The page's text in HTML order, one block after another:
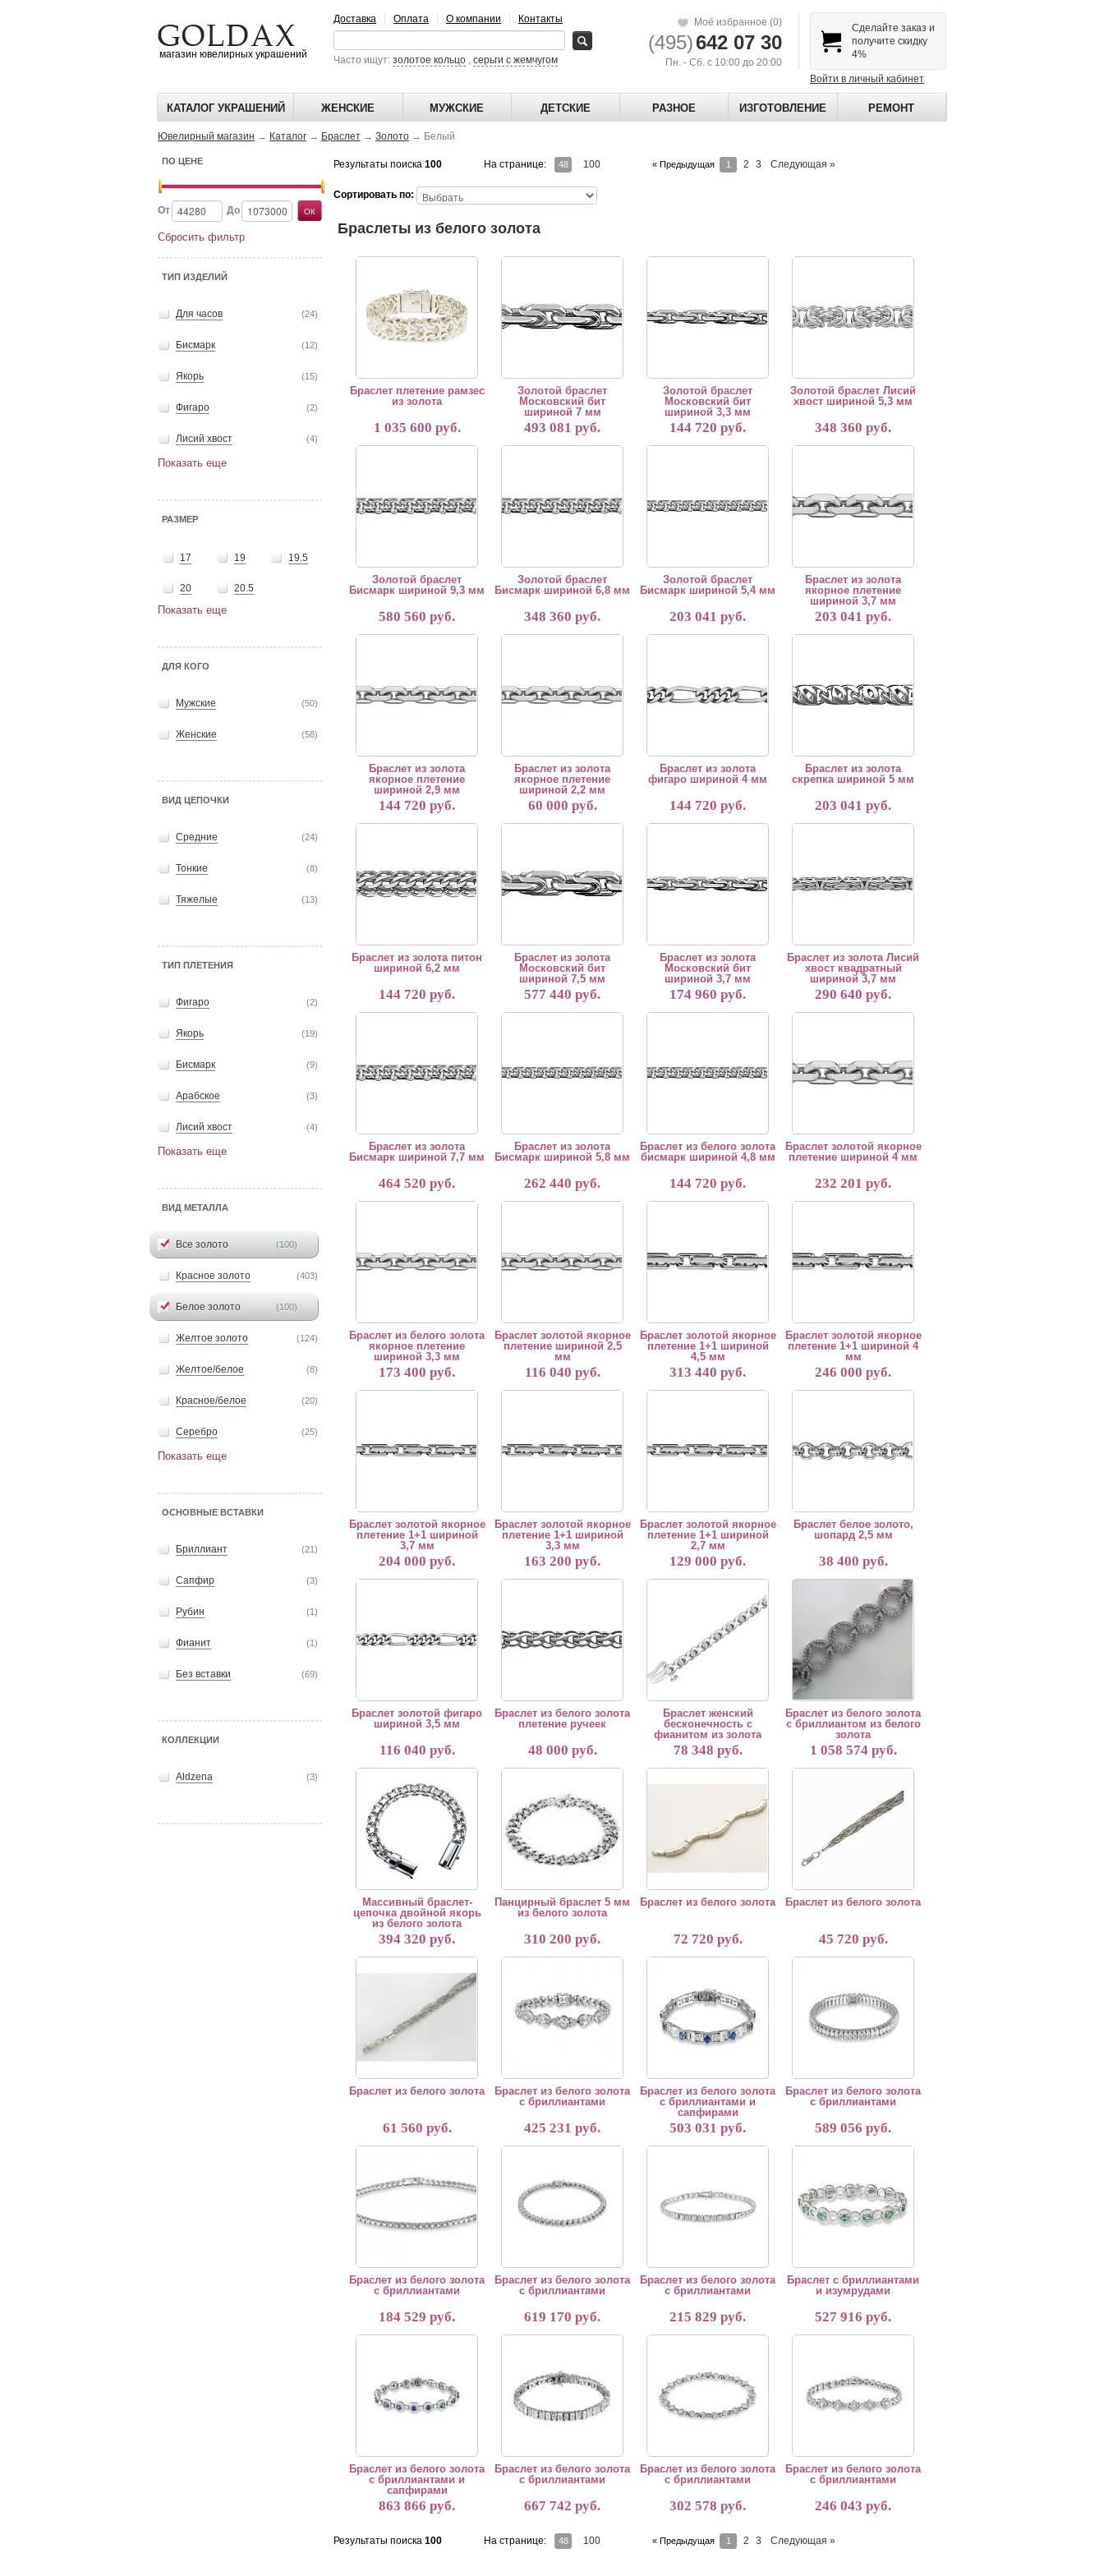
магазин ювелирных украшений
Доставка Оплата О компании Контакты
Часто ищут: золотое кольцо , серьги с жемчугом
Моё избранное (0)
(495)642 07 30
Пн. - Сб. с 10:00 до 20:00
Сделайте заказ и
получите скидку
4%
Войти в личный кабинет
КАТАЛОГ УКРАШЕНИЙ ЖЕНСКИЕ МУЖСКИЕ ДЕТСКИЕ РАЗНОЕ ИЗГОТОВЛЕНИЕ РЕМОНТ
Ювелирный магазин → Каталог → Браслет → Золото → Белый
ПО ЦЕНЕ
От До
Сбросить фильтр
ТИП ИЗДЕЛИЙ
Для часов (24)
Бисмарк (12)
Якорь (15)
Фигаро (2)
Лисий хвост (4)
Показать еще
РАЗМЕР
17 19 19.5
20 20.5
Показать еще
ДЛЯ КОГО
Мужские (50)
Женские (58)
ВИД ЦЕПОЧКИ
Средние (24)
Тонкие (8)
Тяжелые (13)
ТИП ПЛЕТЕНИЯ
Фигаро (2)
Якорь (19)
Бисмарк (9)
Арабское (3)
Лисий хвост (4)
Показать еще
ВИД МЕТАЛЛА
Все золото (100)
Красное золото (403)
Белое золото (100)
Желтое золото (124)
Желтое/белое (8)
Красное/белое (20)
Серебро (25)
Показать еще
ОСНОВНЫЕ ВСТАВКИ
Бриллиант (21)
Сапфир (3)
Рубин (1)
Фианит (1)
Без вставки (69)
КОЛЛЕКЦИИ
Aldzena (3)
Результаты поиска 100 На странице: 48 100 « Предыдущая 1 2 3 Следующая »
Сортировать по:
Браслеты из белого золота
Цена и вес указаны за браслет шириной 15 мм. Минимальная возможная ширина 12 мм. Возможно изготовление из серебра, золота любого цвета 585 или 750
Браслет плетение рамзес
из золота
1 035 600 руб.
"Браслет изготавливается вручную. Срок изготовления 5 рабочих дней. Возможно изготовление из красного, белого и желтого
Золотой браслет
Московский бит
шириной 7 мм
493 081 руб.
"Браслет изготавливается вручную. Срок изготовления 5 рабочих дней. Возможно изготовление
Золотой браслет
Московский бит
шириной 3,3 мм
144 720 руб.
"Браслет изготавливается вручную. Срок изготовления 5 рабочих
Золотой браслет Лисий
хвост шириной 5,3 мм
348 360 руб.
"Браслет изготавливается вручную. Срок изготовления 5 рабочих дней. Возможно изготовление из красного, белого и желтого золота 585 и 750
Золотой браслет
Бисмарк шириной 9,3 мм
580 560 руб.
"Браслет изготавливается вручную. Срок изготовления 5 рабочих дней. Возможно изготовление из красного, белого и желтого
Золотой браслет
Бисмарк шириной 6,8 мм
348 360 руб.
"Браслет изготавливается вручную. Срок изготовления 5 рабочих дней. Возможно изготовление
Золотой браслет
Бисмарк шириной 5,4 мм
203 041 руб.
"Браслет изготавливается вручную. Срок изготовления 5 рабочих
Браслет из золота
якорное плетение
шириной 3,7 мм
203 041 руб.
"Браслет изготавливается вручную. Срок изготовления 5 рабочих дней. Возможно изготовление из красного, белого и желтого золота 585 и 750
Браслет из золота
якорное плетение
шириной 2,9 мм
144 720 руб.
"Браслет изготавливается вручную. Срок изготовления 5 рабочих дней. Возможно изготовление из красного, белого и желтого
Браслет из золота
якорное плетение
шириной 2,2 мм
60 000 руб.
"Браслет изготавливается вручную. Срок изготовления 5 рабочих дней. Возможно изготовление
Браслет из золота
фигаро шириной 4 мм
144 720 руб.
"Браслет изготавливается вручную. Срок изготовления 5 рабочих
Браслет из золота
скрепка шириной 5 мм
203 041 руб.
Браслет изготавливается вручную. Срок изготовления 5 рабочих дней. Возможно изготовление из красного, белого и желтого золота 585 и 750
Браслет из золота питон
шириной 6,2 мм
144 720 руб.
"Браслет изготавливается вручную. Срок изготовления 5 рабочих дней. Возможно изготовление из красного, белого и желтого
Браслет из золота
Московский бит
шириной 7,5 мм
577 440 руб.
"Браслет изготавливается вручную. Срок изготовления 5 рабочих дней. Возможно изготовление
Браслет из золота
Московский бит
шириной 3,7 мм
174 960 руб.
"Браслет изготавливается вручную. Срок изготовления 5 рабочих
Браслет из золота Лисий
хвост квадратный
шириной 3,7 мм
290 640 руб.
"Браслет изготавливается вручную. Срок изготовления 5 рабочих дней. Возможно изготовление из красного, белого и желтого золота 585 и 750
Браслет из золота
Бисмарк шириной 7,7 мм
464 520 руб.
"Браслет изготавливается вручную. Срок изготовления 5 рабочих дней. Возможно изготовление из красного, белого и желтого
Браслет из золота
Бисмарк шириной 5,8 мм
262 440 руб.
"Браслет изготавливается вручную. Срок изготовления 5 рабочих дней. Возможно изготовление
Браслет из белого золота
бисмарк шириной 4,8 мм
144 720 руб.
"Браслет изготавливается вручную. Срок изготовления 5 рабочих
Браслет золотой якорное
плетение шириной 4 мм
232 201 руб.
"Браслет изготавливается вручную. Срок изготовления 5 рабочих дней. Возможно изготовление из красного, белого и желтого золота 585 и 750
Браслет из белого золота
якорное плетение
шириной 3,3 мм
173 400 руб.
"Браслет изготавливается вручную. Срок изготовления 5 рабочих дней. Возможно изготовление из красного, белого и желтого
Браслет золотой якорное
плетение шириной 2,5
мм
116 040 руб.
"Браслет изготавливается вручную. Срок изготовления 5 рабочих дней. Возможно изготовление
Браслет золотой якорное
плетение 1+1 шириной
4,5 мм
313 440 руб.
"Браслет изготавливается вручную. Срок изготовления 5 рабочих
Браслет золотой якорное
плетение 1+1 шириной 4
мм
246 000 руб.
"Браслет изготавливается вручную. Срок изготовления 5 рабочих дней. Возможно изготовление из красного, белого и желтого золота 585 и 750
Браслет золотой якорное
плетение 1+1 шириной
3,7 мм
204 000 руб.
"Браслет изготавливается вручную. Срок изготовления 5 рабочих дней. Возможно изготовление из красного, белого и желтого
Браслет золотой якорное
плетение 1+1 шириной
3,3 мм
163 200 руб.
"Браслет изготавливается вручную. Срок изготовления 5 рабочих дней. Возможно изготовление
Браслет золотой якорное
плетение 1+1 шириной
2,7 мм
129 000 руб.
"Браслет изготавливается вручную. Срок изготовления 5 рабочих
Браслет белое золото,
шопард 2,5 мм
38 400 руб.
"Браслет изготавливается вручную. Срок изготовления 5 рабочих дней. Возможно изготовление из красного, белого и желтого золота 585 и 750
Браслет золотой фигаро
шириной 3,5 мм
116 040 руб.
"Браслет изготавливается вручную. Срок изготовления 5 рабочих дней. Возможно изготовление из красного, белого и желтого
Браслет из белого золота
плетение ручеек
48 000 руб.
Браслет женский бесконечность с фианитом из золота
Браслет женский
бесконечность с
фианитом из золота
78 348 руб.
Браслет из белого золота с бриллиантом из белого золота
Браслет из белого золота
с бриллиантом из белого
золота
1 058 574 руб.
Массивный браслет-цепочка из белого золота 585 пробы с плетением двойной якорь имеет ширину 8,7 мм. Он выглядит объемно и солидно и очень прочен.
Традиционно такое украшение считается мужским, но оно прекрасно подойдет и для женщин, особенно хорошо сочетается с деловым стилем. Массивность
Массивный браслет-
цепочка двойной якорь
из белого золота
394 320 руб.
Панцирный браслет их белого золота. Возможно изготовление из желтого и белого золота 585 или 750 пробы, а также из
Панцирный браслет 5 мм
из белого золота
310 200 руб.
Браслет из белого золота
Браслет из белого золота
72 720 руб.
Браслет из белого золота
Браслет из белого золота
45 720 руб.
Браслет из белого золота
Браслет из белого золота
61 560 руб.
Браслет из белого золота с бриллиантами
Браслет из белого золота
с бриллиантами
425 231 руб.
Браслет из белого золота с бриллиантами и сапфирами
Браслет из белого золота
с бриллиантами и
сапфирами
503 031 руб.
Браслет из белого золота с бриллиантами
Браслет из белого золота
с бриллиантами
589 056 руб.
Браслет из белого золота с бриллиантами
Браслет из белого золота
с бриллиантами
184 529 руб.
Браслет из белого золота с бриллиантами
Браслет из белого золота
с бриллиантами
619 170 руб.
Браслет из белого золота с бриллиантами
Браслет из белого золота
с бриллиантами
215 829 руб.
Браслет с бриллиантами и изумрудами
Браслет с бриллиантами
и изумрудами
527 916 руб.
Браслет из белого золота с бриллиантами и сапфирами
Браслет из белого золота
с бриллиантами и
сапфирами
863 866 руб.
Браслет из белого золота с бриллиантами
Браслет из белого золота
с бриллиантами
667 742 руб.
Браслет из белого золота с бриллиантами
Браслет из белого золота
с бриллиантами
302 578 руб.
Браслет из белого золота с бриллиантами
Браслет из белого золота
с бриллиантами
246 043 руб.
Результаты поиска 100 На странице: 48 100 « Предыдущая 1 2 3 Следующая »